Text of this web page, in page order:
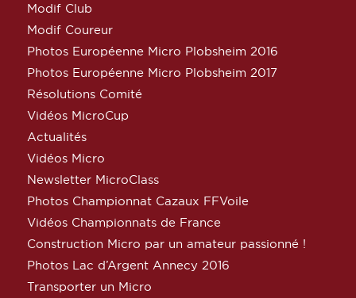
Modif Club
Modif Coureur
Photos Européenne Micro Plobsheim 2016
Photos Européenne Micro Plobsheim 2017
Résolutions Comité
Vidéos MicroCup
Actualités
Vidéos Micro
Newsletter MicroClass
Photos Championnat Cazaux FFVoile
Vidéos Championnats de France
Construction Micro par un amateur passionné !
Photos Lac d’Argent Annecy 2016
Transporter un Micro